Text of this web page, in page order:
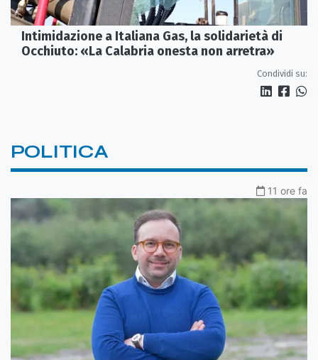
Intimidazione a Italiana Gas, la solidarietà di
Occhiuto: «La Calabria onesta non arretra»
Condividi su:
POLITICA
11 ore fa